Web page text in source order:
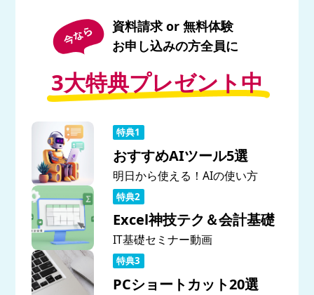
資料請求 or 無料体験
お申し込みの方全員に
3大特典プレゼント中
おすすめAIツール5選
明日から使える！AIの使い方
Excel神技テク＆会計基礎
IT基礎セミナー動画
PCショートカット20選